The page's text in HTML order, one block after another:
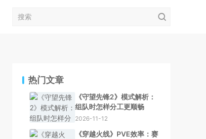
热门文章
《守望先锋2》模式解析：
组队时怎样分工更顺畅
2026-11-12
《穿越火线》PVE效率：赛